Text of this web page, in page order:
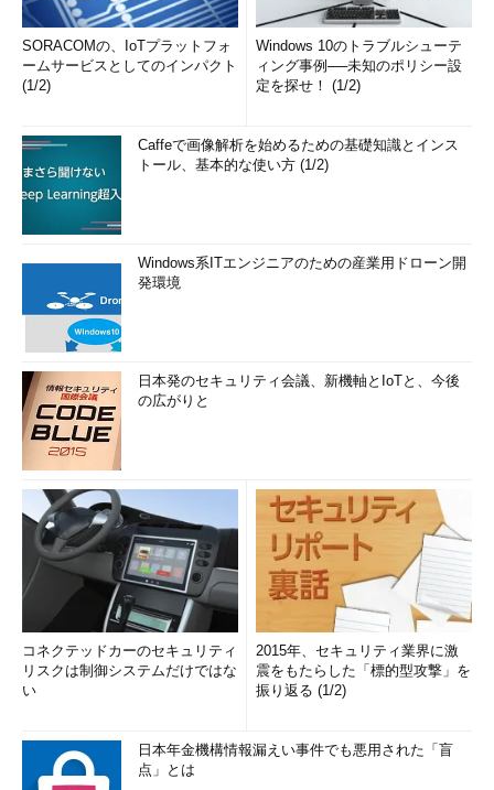
SORACOMの、IoTプラットフォ
ームサービスとしてのインパクト
(1/2)
Windows 10のトラブルシューテ
ィング事例──未知のポリシー設
定を探せ！ (1/2)
Caffeで画像解析を始めるための基礎知識とインス
トール、基本的な使い方 (1/2)
Windows系ITエンジニアのための産業用ドローン開
発環境
日本発のセキュリティ会議、新機軸とIoTと、今後
の広がりと
コネクテッドカーのセキュリティ
リスクは制御システムだけではな
い
2015年、セキュリティ業界に激
震をもたらした「標的型攻撃」を
振り返る (1/2)
日本年金機構情報漏えい事件でも悪用された「盲
点」とは